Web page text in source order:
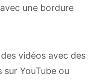
une bordure
vidéos avec des
YouTube ou